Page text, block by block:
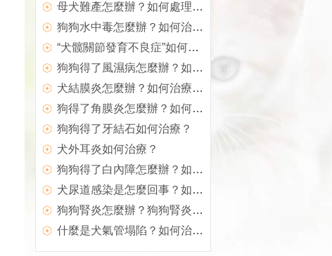
母犬難產怎麼辦？如何處理難產的狗狗？
狗狗水中毒怎麼辦？如何治療？
“犬髋關節發育不良症”如何治療？
狗狗得了風濕病怎麼辦？如何治療犬風濕病？
犬結膜炎怎麼辦？如何治療犬結膜炎？
狗得了角膜炎怎麼辦？如何治療犬角膜炎
狗狗得了牙結石如何治療？
犬外耳炎如何治療？
狗狗得了白內障怎麼辦？如何治療？
犬尿道感染是怎麼回事？如何治療？
狗狗腎炎怎麼辦？狗狗腎炎如何治療？
什麼是犬氣管塌陷？如何治療？